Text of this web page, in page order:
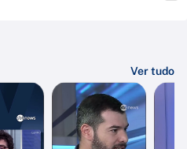
Ver tudo